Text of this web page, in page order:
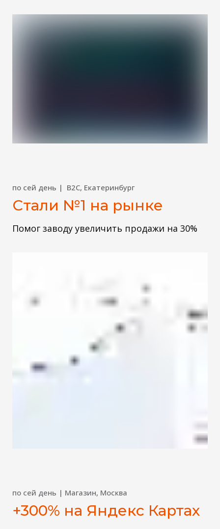
по сей день | B2C, Екатеринбург
Стали №1 на рынке
Помог заводу увеличить продажи на 30%
по сей день | Магазин, Москва
+300% на Яндекс Картах